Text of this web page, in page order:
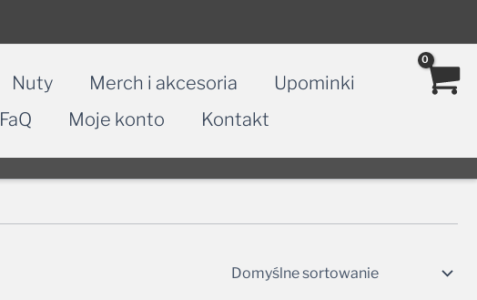
Nuty Merch i akcesoria
Upominki
FaQ Moje konto Kontakt